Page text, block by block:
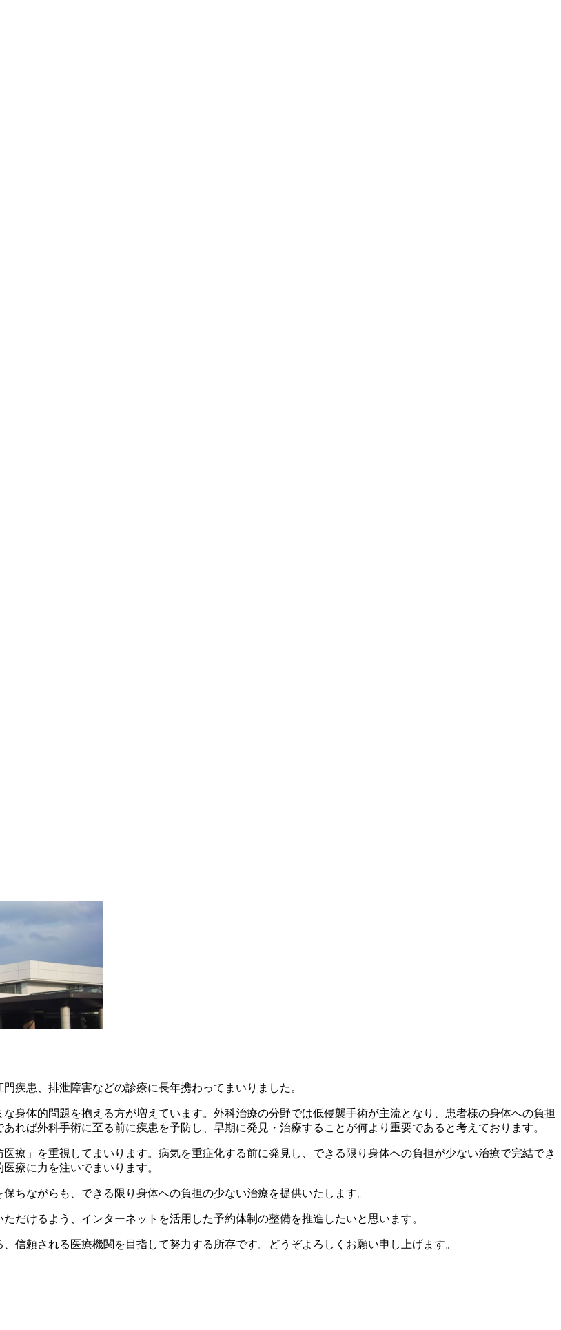
疾患、排泄障害などの診療に長年携わってまいりました。
身体的問題を抱える方が増えています。外科治療の分野では低侵襲手術が主流となり、患者様の身体への負担
れば外科手術に至る前に疾患を予防し、早期に発見・治療することが何より重要であると考えております。
療」を重視してまいります。病気を重症化する前に発見し、できる限り身体への負担が少ない治療で完結でき
療に力を注いでまいります。
ちながらも、できる限り身体への負担の少ない治療を提供いたします。
だけるよう、インターネットを活用した予約体制の整備を推進したいと思います。
信頼される医療機関を目指して努力する所存です。どうぞよろしくお願い申し上げます。